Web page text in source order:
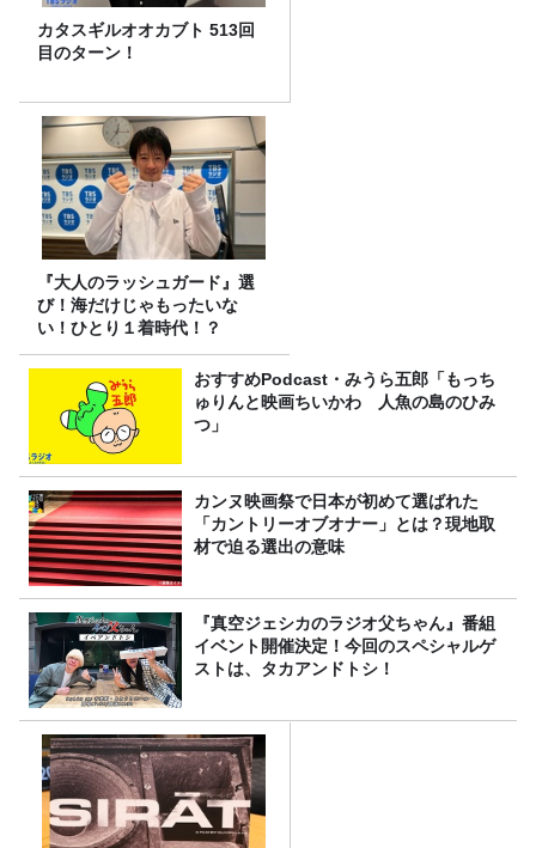
カタスギルオオカブト 513回
目のターン！
『大人のラッシュガード』選
び！海だけじゃもったいな
い！ひとり１着時代！？
おすすめPodcast・みうら五郎「もっち
ゅりんと映画ちいかわ 人魚の島のひみ
つ」
カンヌ映画祭で日本が初めて選ばれた
「カントリーオブオナー」とは？現地取
材で迫る選出の意味
『真空ジェシカのラジオ父ちゃん』番組
イベント開催決定！今回のスペシャルゲ
ストは、タカアンドトシ！